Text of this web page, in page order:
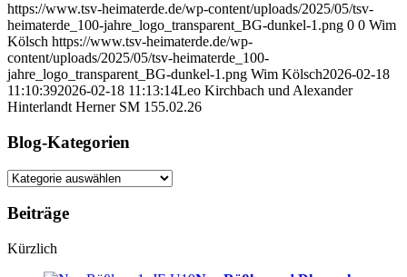
https://www.tsv-heimaterde.de/wp-content/uploads/2025/05/tsv-
heimaterde_100-jahre_logo_transparent_BG-dunkel-1.png 0 0 Wim
Kölsch https://www.tsv-heimaterde.de/wp-
content/uploads/2025/05/tsv-heimaterde_100-
jahre_logo_transparent_BG-dunkel-1.png Wim Kölsch2026-02-18
11:10:392026-02-18 11:13:14Leo Kirchbach und Alexander
Hinterlandt Herner SM 155.02.26
Blog-Kategorien
Blog-
Beiträge
Kürzlich